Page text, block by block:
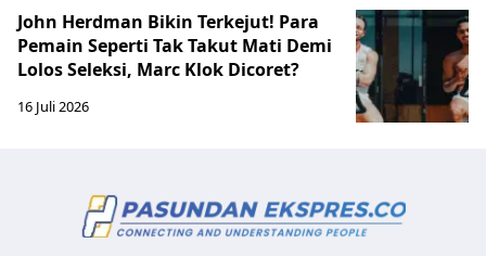
John Herdman Bikin Terkejut! Para
Pemain Seperti Tak Takut Mati Demi
Lolos Seleksi, Marc Klok Dicoret?
16 Juli 2026